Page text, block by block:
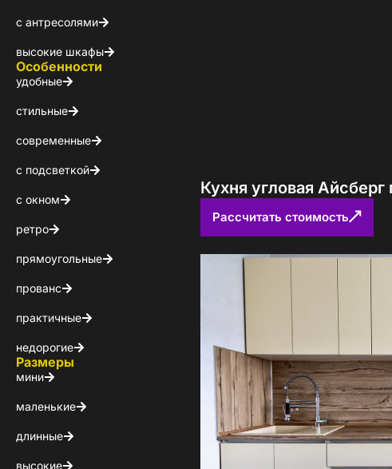
с антресолями
высокие шкафы
Особенности
удобные
стильные
современные
с подсветкой
с окном
ретро
прямоугольные
прованс
практичные
недорогие
Размеры
мини
маленькие
длинные
высокие
Кухня угловая
Рассчитать стоимость
Скачайте бесплатно
Каталог
Выберите куда Вам